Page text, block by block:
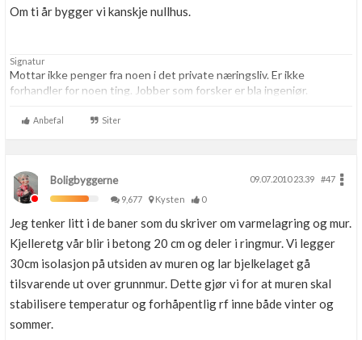
Om ti år bygger vi kanskje nullhus.
Signatur
Mottar ikke penger fra noen i det private næringsliv. Er ikke
forhandler for noen ting. Jobber som forsker er bla ingeniør.
Anbefal Siter
Boligbyggerne 09.07.2010 23.39
#47
9,677
Kysten 0
Jeg tenker litt i de baner som du skriver om varmelagring og mur.
Kjelleretg vår blir i betong 20 cm og deler i ringmur. Vi legger
30cm isolasjon på utsiden av muren og lar bjelkelaget gå
tilsvarende ut over grunnmur. Dette gjør vi for at muren skal
stabilisere temperatur og forhåpentlig rf inne både vinter og
sommer.